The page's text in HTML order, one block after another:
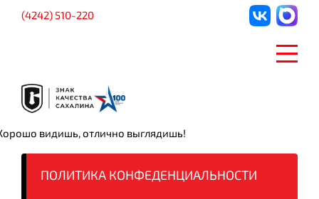
видишь, отлично выглядишь!
(4242) 510-220
ПОЛИТИКА КОНФЕДЕНЦИАЛЬНОСТИ